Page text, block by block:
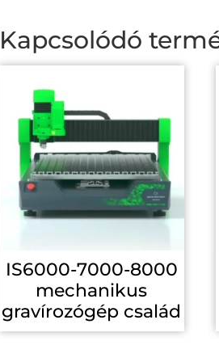
Kapcsolódó
IS6000-7000-8000
mechanikus
gravírozógép család